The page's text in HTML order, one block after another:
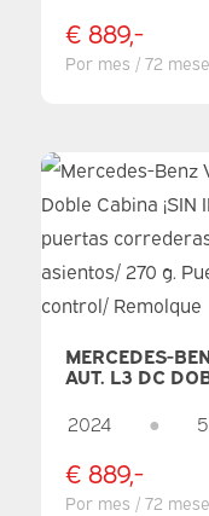
€ 889,-
Por mes / 72
MERCEDES-
AUT. L3 DC
LED/
G. PUERTAS/
2024 ●
€ 889,-
Por mes / 72